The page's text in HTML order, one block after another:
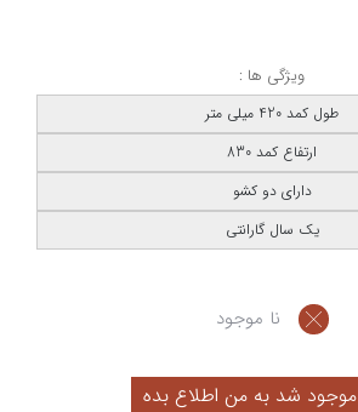
ویژگی ها :
طول کمد 420 میلی متر
ارتفاع کمد 830
دارای دو کشو
یک سال گارانتی
نا موجود
موجود شد به من اطلاع بده